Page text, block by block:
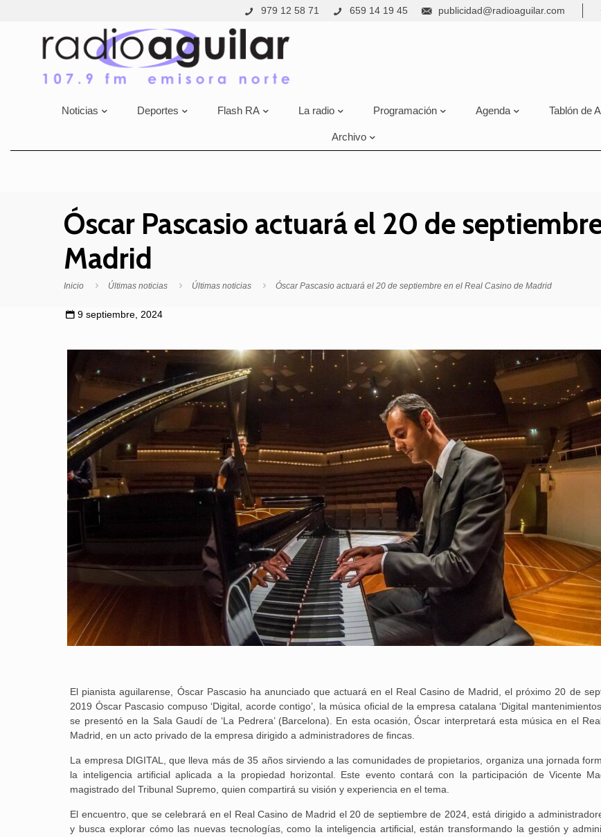
979 12 58 71 659 14 19 45 publicidad@radioaguilar.com
Noticias Deportes Flash RA La radio Programación Agenda Tablón de
Archivo
Óscar Pascasio actuará el 20 de
Madrid
Inicio Últimas noticias Últimas noticias Óscar Pascasio actuará el 20 de septiembre en el Real Casino de Madrid
9 septiembre, 2024
El pianista aguilarense, Óscar Pascasio ha anunciado que actuará en el Real Casino de Madrid, el próximo 20 de
2019 Óscar Pascasio compuso ‘Digital, acorde contigo’, la música oﬁcial de la empresa catalana ‘Digital
se presentó en la Sala Gaudí de ‘La Pedrera’ (Barcelona). En esta ocasión, Óscar interpretará esta música en el
Madrid, en un acto privado de la empresa dirigido a administradores de ﬁncas.
La empresa DIGITAL, que lleva más de 35 años sirviendo a las comunidades de propietarios, organiza una jornada
la inteligencia artiﬁcial aplicada a la propiedad horizontal. Este evento contará con la participación de Vicente
magistrado del Tribunal Supremo, quien compartirá su visión y experiencia en el tema.
El encuentro, que se celebrará en el Real Casino de Madrid el 20 de septiembre de 2024, está dirigido a
y busca explorar cómo las nuevas tecnologías, como la inteligencia artiﬁcial, están transformando la gestión y